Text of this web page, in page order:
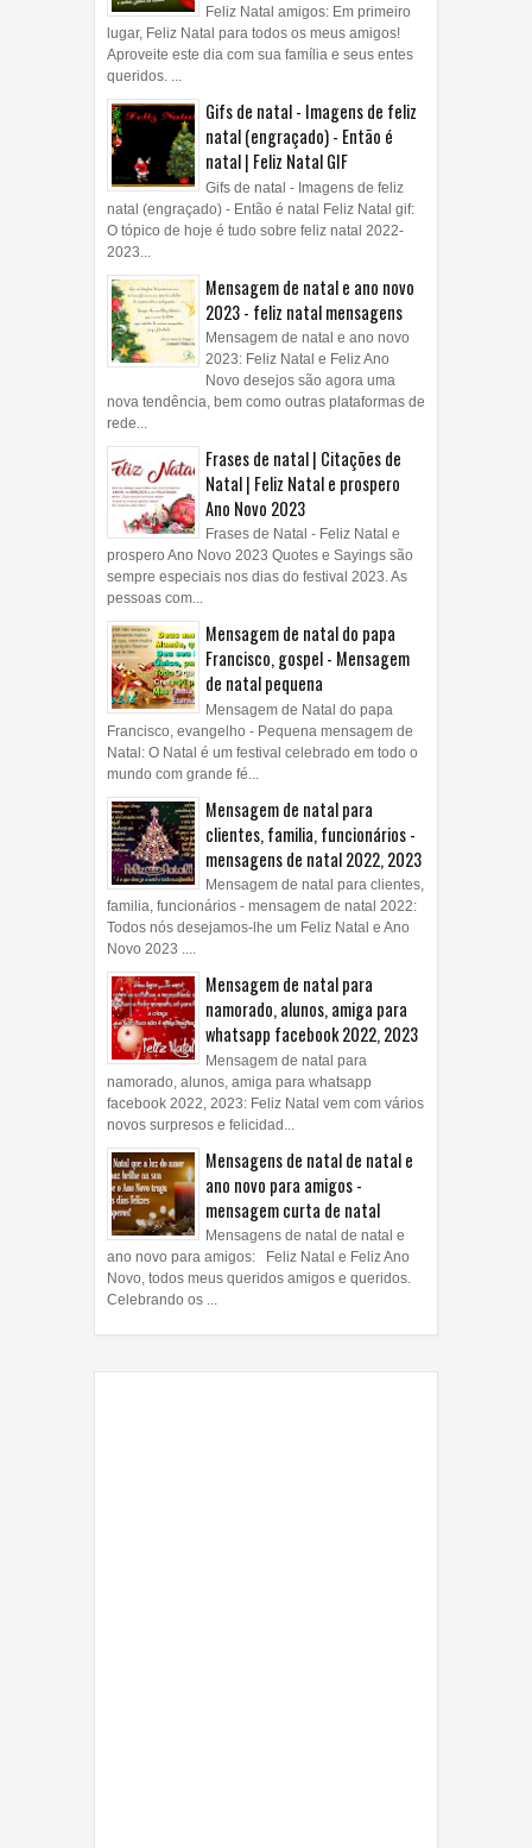
Feliz Natal amigos: Em primeiro
lugar, Feliz Natal para todos os meus amigos!
Aproveite este dia com sua família e seus entes
queridos. ...
Gifs de natal - Imagens de feliz
natal (engraçado) - Então é
natal | Feliz Natal GIF
Gifs de natal - Imagens de feliz
natal (engraçado) - Então é natal Feliz Natal gif:
O tópico de hoje é tudo sobre feliz natal 2022-
2023...
Mensagem de natal e ano novo
2023 - feliz natal mensagens
Mensagem de natal e ano novo
2023: Feliz Natal e Feliz Ano
Novo desejos são agora uma
nova tendência, bem como outras plataformas de
rede...
Frases de natal | Citações de
Natal | Feliz Natal e prospero
Ano Novo 2023
Frases de Natal - Feliz Natal e
prospero Ano Novo 2023 Quotes e Sayings são
sempre especiais nos dias do festival 2023. As
pessoas com...
Mensagem de natal do papa
Francisco, gospel - Mensagem
de natal pequena
Mensagem de Natal do papa
Francisco, evangelho - Pequena mensagem de
Natal: O Natal é um festival celebrado em todo o
mundo com grande fé...
Mensagem de natal para
clientes, familia, funcionários -
mensagens de natal 2022, 2023
Mensagem de natal para clientes,
familia, funcionários - mensagem de natal 2022:
Todos nós desejamos-lhe um Feliz Natal e Ano
Novo 2023 ....
Mensagem de natal para
namorado, alunos, amiga para
whatsapp facebook 2022, 2023
Mensagem de natal para
namorado, alunos, amiga para whatsapp
facebook 2022, 2023: Feliz Natal vem com vários
novos surpresos e felicidad...
Mensagens de natal de natal e
ano novo para amigos -
mensagem curta de natal
Mensagens de natal de natal e
ano novo para amigos: Feliz Natal e Feliz Ano
Novo, todos meus queridos amigos e queridos.
Celebrando os ...